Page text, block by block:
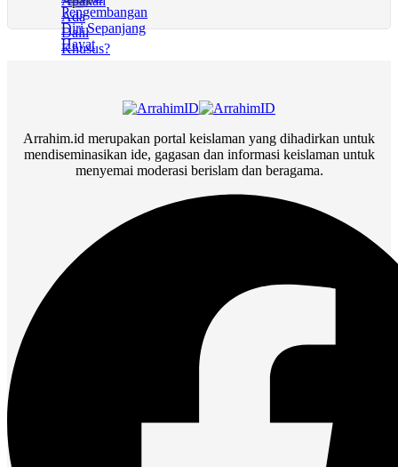
Arrahim.id merupakan portal keislaman yang dihadirkan untuk
mendiseminasikan ide, gagasan dan informasi keislaman untuk
menyemai moderasi berislam dan beragama.